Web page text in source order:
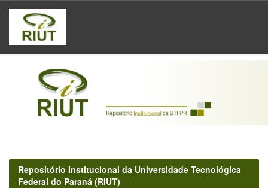
Skip
navigation
Repositório Institucional da Universidade Tecnológica
Federal do Paraná (RIUT)